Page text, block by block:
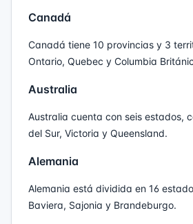
Canadá
Canadá tiene 10 provincias y 3
Ontario, Quebec y Columbia
Australia
Australia cuenta con seis estados,
del Sur, Victoria y Queensland.
Alemania
Alemania está dividida en 16
Baviera, Sajonia y Brandeburgo.